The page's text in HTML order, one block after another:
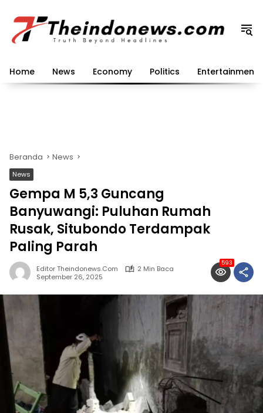
konten
Home News Economy Politics Entertainment
Beranda News
News
Gempa M 5,3 Guncang
Banyuwangi: Puluhan Rumah
Rusak, Situbondo Terdampak
Paling Parah
Editor Theindonews.com
2 Min Baca
September 26, 2025
593